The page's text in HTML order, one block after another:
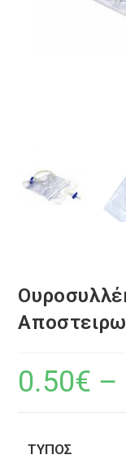
0.50€ –
ΤΎΠΟΣ